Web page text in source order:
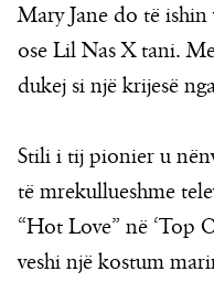
Mary Jane do të
ose Lil Nas X tani.
dukej si një krijesë
Stili i tij pionier u
të mrekullueshme
“Hot Love” në ‘Top
veshi një kostum